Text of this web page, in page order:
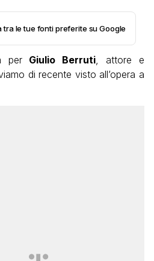
tra le tue fonti preferite su Google
per Giulio Berruti, attore e
di recente visto all’opera a